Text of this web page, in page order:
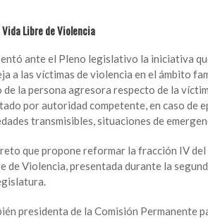
Libre de Violencia
ante el Pleno legislativo la iniciativa
a las víctimas de violencia en el ámbito
la persona agresora respecto de la
por autoridad competente, en caso de
transmisibles, situaciones de
que propone reformar la fracción IV
de Violencia, presentada durante la
presidenta de la Comisión Permanente